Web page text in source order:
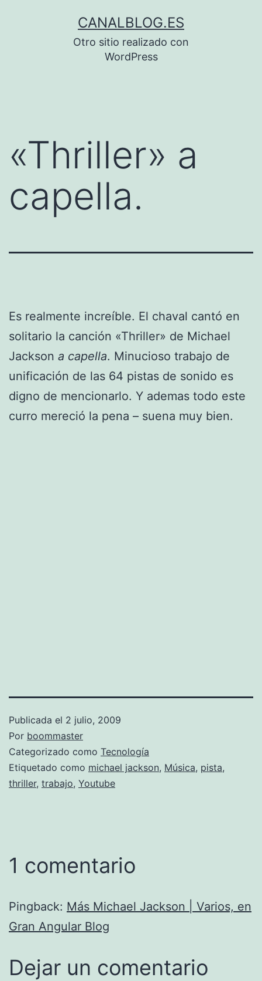
CANALBLOG.ES
Otro sitio realizado con
WordPress
«Thriller» a
capella.
Es realmente increíble. El chaval cantó en
solitario la canción «Thriller» de Michael
Jackson a capella. Minucioso trabajo de
unificación de las 64 pistas de sonido es
digno de mencionarlo. Y ademas todo este
curro mereció la pena – suena muy bien.
Publicada el 2 julio, 2009
Por boommaster
Categorizado como Tecnología
Etiquetado como michael jackson, Música, pista,
thriller, trabajo, Youtube
1 comentario
Pingback: Más Michael Jackson | Varios, en
Gran Angular Blog
Dejar un comentario